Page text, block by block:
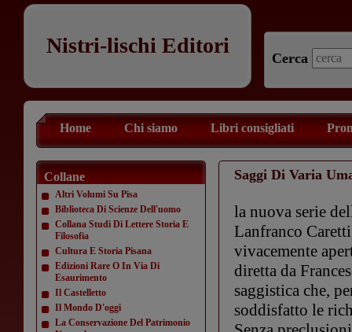
Nistri-lischi Editori
Cerca
Home Chi siamo Libri consigliati
Collane
Altri Volumi Su Pisa
Biblioteca Di Scienze Dell'uomo
Collana Studi Di Lettere Storia E
Filosofia
Cultura E Storia Pisana
Edizioni Rare O In Via Di
Esaurimento
Il Castelletto
Il Mondo D'oggi
La Conservazione Del Patrimonio
Saggi Di Varia
la nuova serie
Lanfranco
vivacemente
diretta da
saggistica che,
soddisfatto le